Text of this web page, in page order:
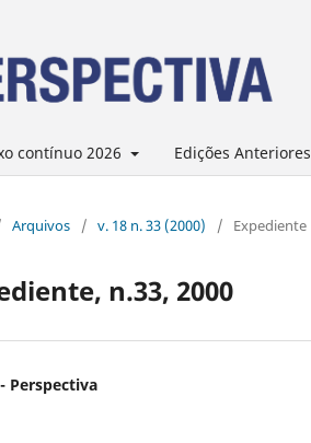
contínuo 2026 Edições Anteriores
Arquivos / v. 18 n. 33 (2000) / Expediente
n.33, 2000
Perspectiva